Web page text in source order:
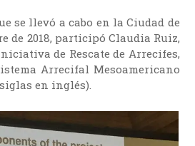
se llevó a cabo en la Ciudad de
de 2018, participó Claudia Ruiz,
de Rescate de Arrecifes,
Arrecifal Mesoamericano
en inglés).